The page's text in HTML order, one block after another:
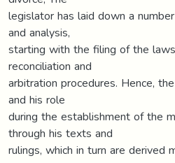
legislator has laid down a
and analysis,
starting with the filing of the
reconciliation and
arbitration procedures. Hence,
and his role
during the establishment of the
through his texts and
rulings, which in turn are derived